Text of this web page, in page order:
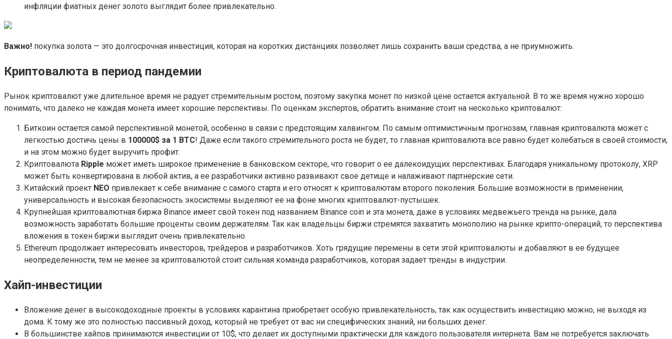
инфляции фиатных денег золото выглядит более привлекательно.
Важно! покупка золота — это долгосрочная инвестиция, которая на коротких дистанциях позволяет лишь сохранить ваши средства, а не приумножить.
Криптовалюта в период пандемии
Рынок криптовалют уже длительное время не радует стремительным ростом, поэтому закупка монет по низкой цене остается актуальной. В то же время нужно хорошо
понимать, что далеко не каждая монета имеет хорошие перспективы. По оценкам экспертов, обратить внимание стоит на несколько криптовалют:
Биткоин остается самой перспективной монетой, особенно в связи с предстоящим халвингом. По самым оптимистичным прогнозам, главная криптовалюта может с
легкостью достичь цены в 100000$ за 1 ВТС! Даже если такого стремительного роста не будет, то главная криптовалюта все равно будет колебаться в своей стоимости,
и на этом можно будет выручить профит.
Криптовалюта Ripple может иметь широкое применение в банковском секторе, что говорит о ее далекоидущих перспективах. Благодаря уникальному протоколу, XRP
может быть конвертирована в любой актив, а ее разработчики активно развивают свое детище и налаживают партнерские сети.
Китайский проект NEO привлекает к себе внимание с самого старта и его относят к криптовалютам второго поколения. Большие возможности в применении,
универсальность и высокая безопасность экосистемы выделяют ее на фоне многих криптовалют-пустышек.
Крупнейшая криптовалютная биржа Binance имеет свой токен под названием Binance coin и эта монета, даже в условиях медвежьего тренда на рынке, дала
возможность заработать большие проценты своим держателям. Так как владельцы биржи стремятся захватить монополию на рынке крипто-операций, то перспектива
вложения в токен биржи выглядит очень привлекательно.
Ethereum продолжает интересовать инвесторов, трейдеров и разработчиков. Хоть грядущие перемены в сети этой криптовалюты и добавляют в ее будущее
неопределенности, тем не менее за криптовалютой стоит сильная команда разработчиков, которая задает тренды в индустрии.
Хайп-инвестиции
Вложение денег в высокодоходные проекты в условиях карантина приобретает особую привлекательность, так как осуществить инвестицию можно, не выходя из
дома. К тому же это полностью пассивный доход, который не требует от вас ни специфических знаний, ни больших денег.
В большинстве хайпов принимаются инвестиции от 10$, что делает их доступными практически для каждого пользователя интернета. Вам не потребуется заключать